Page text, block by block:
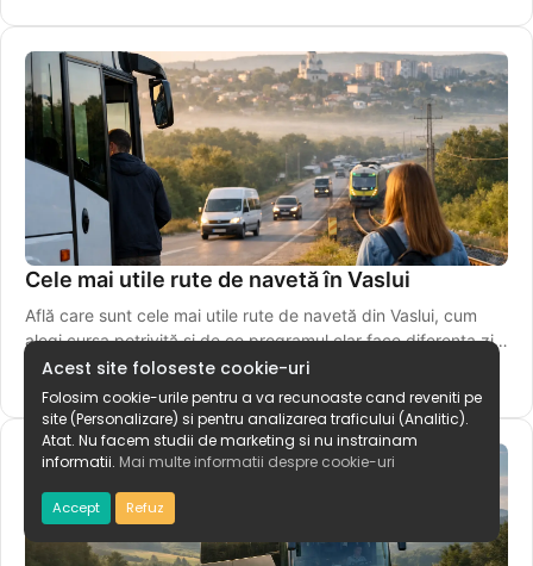
Cele mai utile rute de navetă în Vaslui
Află care sunt cele mai utile rute de navetă din Vaslui, cum
alegi cursa potrivită și de ce programul clar face diferența zi
de zi.
Acest site foloseste cookie-uri
Folosim cookie-urile pentru a va recunoaste cand reveniti pe
site (Personalizare) si pentru analizarea traficului (Analitic).
Atat. Nu facem studii de marketing si nu instrainam
informatii. Mai multe informatii despre cookie-uri
Accept Refuz